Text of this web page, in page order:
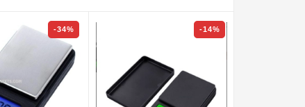
-34% -14%